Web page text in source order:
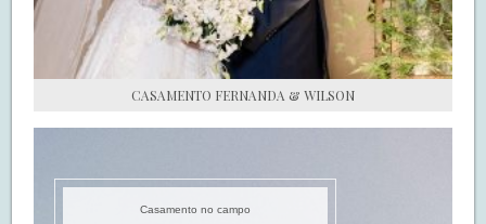
CASAMENTO FERNANDA & WILSON
Casamento no campo